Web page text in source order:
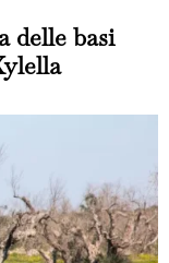
delle basi